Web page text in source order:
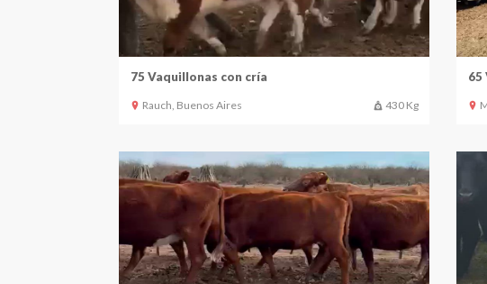
75 Vaquillonas con cría
Rauch, Buenos Aires 430 Kg
65